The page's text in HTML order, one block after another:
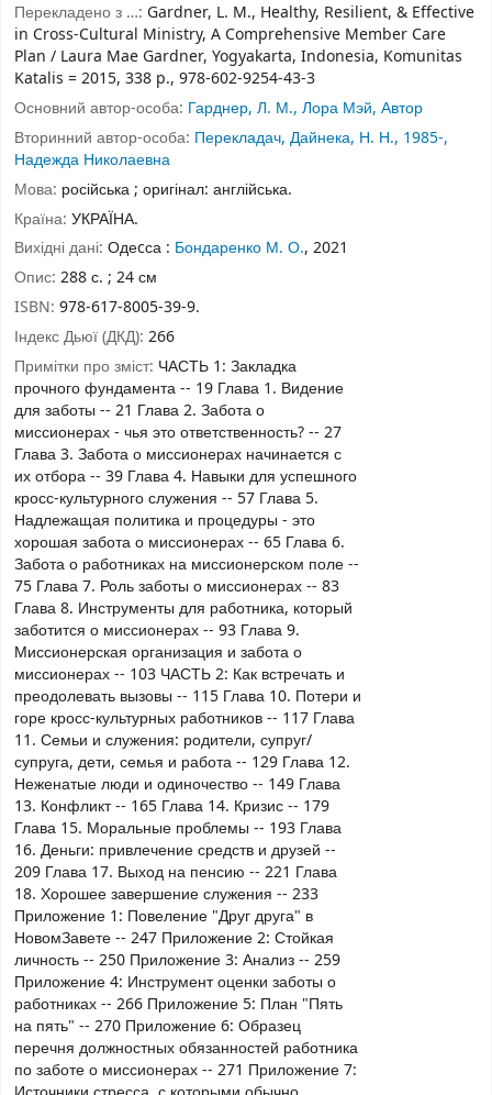
Перекладено з …: Gardner, L. M., Healthy, Resilient, & Effective
in Cross-Cultural Ministry, A Comprehensive Member Care
Plan / Laura Mae Gardner, Yogyakarta, Indonesia, Komunitas
Katalis = 2015, 338 p., 978-602-9254-43-3
Основний автор-особа: Гарднер, Л. М., Лора Мэй, Автор
Вторинний автор-особа: Перекладач, Дайнека, Н. Н., 1985-,
Надежда Николаевна
Мова: російська ; оригінал: англійська.
Країна: УКРАЇНА.
Вихідні дані: Одеcса : Бондаренко М. О., 2021
Опис: 288 с. ; 24 см
ISBN: 978-617-8005-39-9.
Індекс Дьюї (ДКД): 266
Примітки про зміст: ЧАСТЬ 1: Закладка
прочного фундамента -- 19 Глава 1. Видение
для заботы -- 21 Глава 2. Забота о
миссионерах - чья это ответственность? -- 27
Глава 3. Забота о миссионерах начинается с
их отбора -- 39 Глава 4. Навыки для успешного
кросс-культурного служения -- 57 Глава 5.
Надлежащая политика и процедуры - это
хорошая забота о миссионерах -- 65 Глава 6.
Забота о работниках на миссионерском поле --
75 Глава 7. Роль заботы о миссионерах -- 83
Глава 8. Инструменты для работника, который
заботится о миссионерах -- 93 Глава 9.
Миссионерская организация и забота о
миссионерах -- 103 ЧАСТЬ 2: Как встречать и
преодолевать вызовы -- 115 Глава 10. Потери и
горе кросс-культурных работников -- 117 Глава
11. Семьи и служения: родители, супруг/
супруга, дети, семья и работа -- 129 Глава 12.
Неженатые люди и одиночество -- 149 Глава
13. Конфликт -- 165 Глава 14. Кризис -- 179
Глава 15. Моральные проблемы -- 193 Глава
16. Деньги: привлечение средств и друзей --
209 Глава 17. Выход на пенсию -- 221 Глава
18. Хорошее завершение служения -- 233
Приложение 1: Повеление "Друг друга" в
НовомЗавете -- 247 Приложение 2: Стойкая
личность -- 250 Приложение 3: Анализ -- 259
Приложение 4: Инструмент оценки заботы о
работниках -- 266 Приложение 5: План "Пять
на пять" -- 270 Приложение 6: Образец
перечня должностных обязанностей работника
по заботе о миссионерах -- 271 Приложение 7: